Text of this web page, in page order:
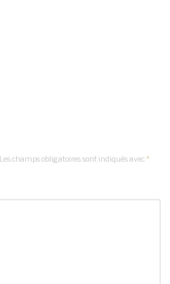
Les champs obligatoires sont indiqués avec *